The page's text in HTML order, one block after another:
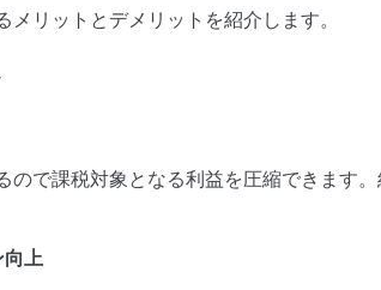
リットとデメリットを紹介します。
ので課税対象となる利益を圧縮できます
上